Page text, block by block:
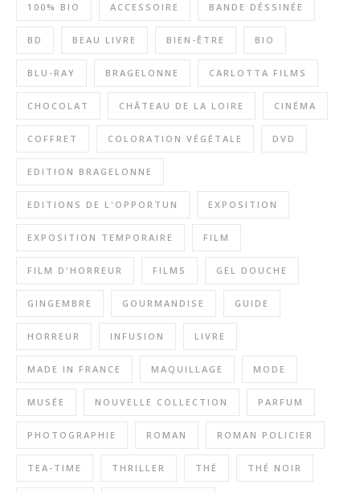
100% BIO ACCESSOIRE BANDE DÉSSINÉE
BD BEAU LIVRE BIEN-ÊTRE BIO
BLU-RAY BRAGELONNE CARLOTTA FILMS
CHOCOLAT CHÂTEAU DE LA LOIRE CINÉMA
COFFRET COLORATION VÉGÉTALE DVD
EDITION BRAGELONNE
EDITIONS DE L'OPPORTUN EXPOSITION
EXPOSITION TEMPORAIRE FILM
FILM D'HORREUR FILMS GEL DOUCHE
GINGEMBRE GOURMANDISE GUIDE
HORREUR INFUSION LIVRE
MADE IN FRANCE MAQUILLAGE MODE
MUSÉE NOUVELLE COLLECTION PARFUM
PHOTOGRAPHIE ROMAN ROMAN POLICIER
TEA-TIME THRILLER THÉ THÉ NOIR